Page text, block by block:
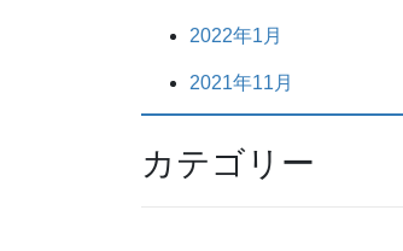
2022年1月
2021年11月
カテゴリー